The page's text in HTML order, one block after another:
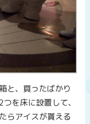
と、買ったばかり
を床に設置して、
らアイスが貰える